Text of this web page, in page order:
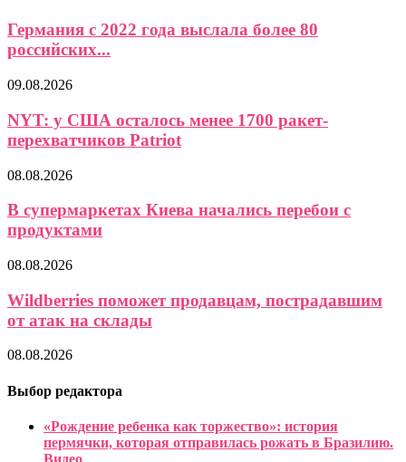
Германия с 2022 года выслала более 80
российских...
09.08.2026
NYT: у США осталось менее 1700 ракет-
перехватчиков Patriot
08.08.2026
В супермаркетах Киева начались перебои с
продуктами
08.08.2026
Wildberries поможет продавцам, пострадавшим
от атак на склады
08.08.2026
Выбор редактора
«Рождение ребенка как торжество»: история
пермячки, которая отправилась рожать в Бразилию.
Видео